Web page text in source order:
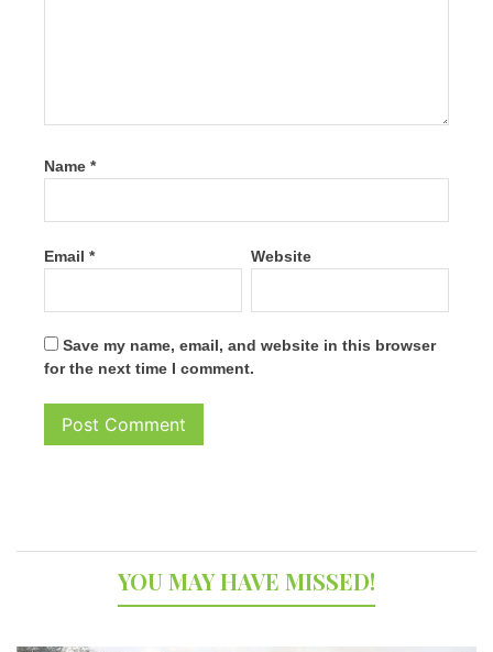
Name *
Email * Website
Save my name, email, and website in this browser
for the next time I comment.
YOU MAY HAVE MISSED!